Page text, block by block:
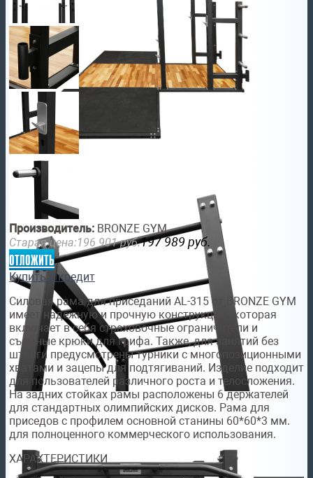
Производитель: BRONZE GYM
Старая цена:196 901 руб.197 989 руб.
отложить
Купить в кредит
Силовая рама для приседаний AL-315 от BRONZE GYM
имеет надежную и прочную конструкцию, которая
включает в себя страховочные ограничители и
съемные крюки для грифа. Также, для занятий без
штанги предусмотрены турники с многопозиционными
хватами и зацепы для подтягиваний. Изделие подходит
для пользователей различного роста и телосложения.
На задних стойках рамы расположены 6 держателей
для стандартных олимпийских дисков. Рама для
приседов с профилем основной станины 60*60*3 мм.
для полноценного коммерческого использования.
ХАРАКТЕРИСТИКИ